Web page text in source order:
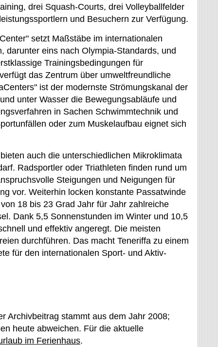
drei Squash-Courts, drei Volleyballfelder
und Besuchern zur Verfügung.
setzt Maßstäbe im internationalen
darunter eins nach Olympia-Standards, und
Trainingsbedingungen für
das Zentrum über umweltfreundliche
ist der modernste Strömungskanal der
unter Wasser die Bewegungsabläufe und
in Sachen Schwimmtechnik und
oder zum Muskelaufbau eignet sich
auch die unterschiedlichen Mikroklimata
Radsportler oder Triathleten finden rund um
Steigungen und Neigungen für
vor. Weiterhin locken konstante Passatwinde
18 bis 23 Grad Jahr für Jahr zahlreiche
Dank 5,5 Sonnenstunden im Winter und 10,5
und effektiv angeregt. Die meisten
durchführen. Das macht Teneriffa zu einem
für den internationalen Sport- und Aktiv-
Archivbeitrag stammt aus dem Jahr 2008;
heute abweichen. Für die aktuelle
im Ferienhaus.